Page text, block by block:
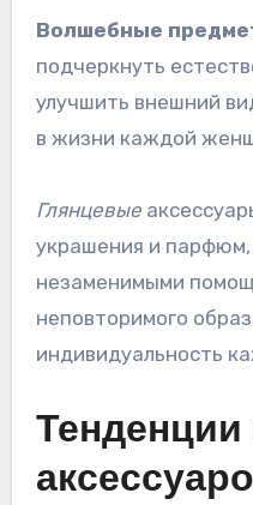
Волшебные
подчеркнуть
улучшить внешний
в жизни каждой
Глянцевые
украшения и парфюм,
незаменимыми
неповторимого
индивидуальность